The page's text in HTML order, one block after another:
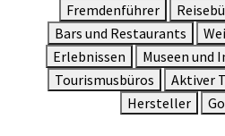
Fremdenführer
Bars und Restaurants
Erlebnissen
Museen
Tourismusbüros
Aktiver
Hersteller